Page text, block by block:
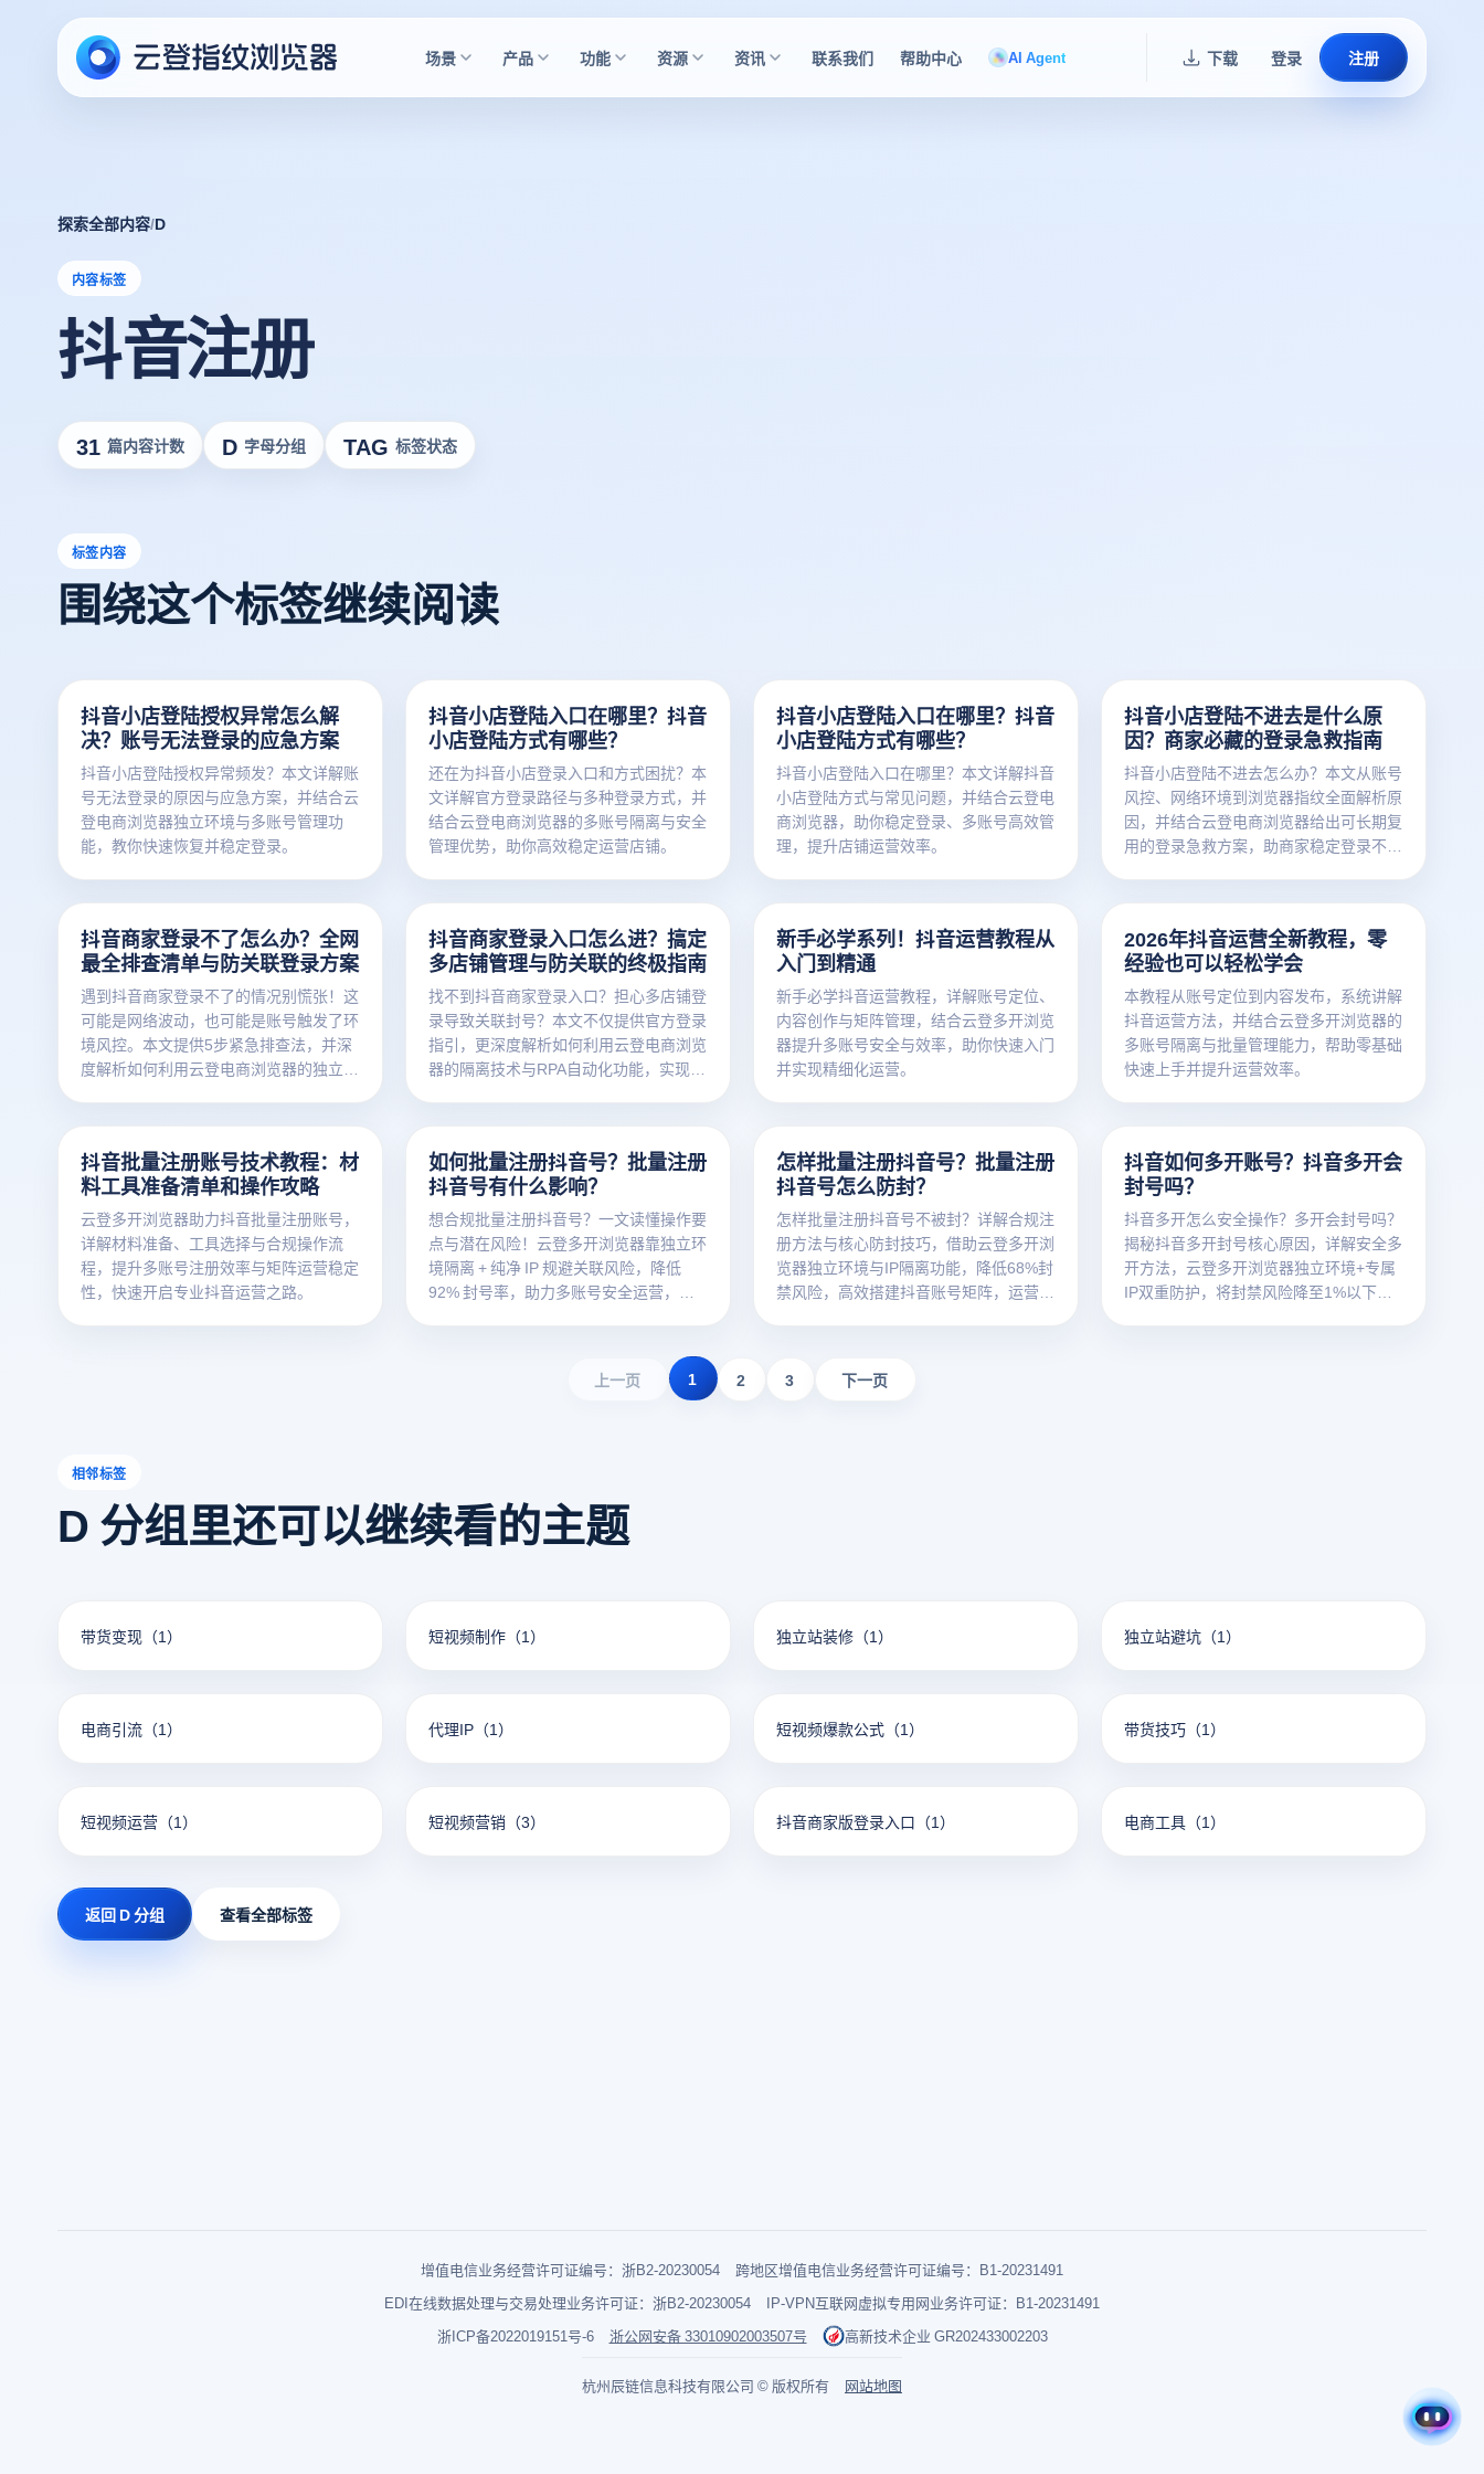
场景 产品 功能 资源 资讯 联系我们 帮助中心 AI Agent 下载 登录 注册
探索全部内容/D
内容标签
抖音注册
31 篇内容计数 D 字母分组 TAG 标签状态
标签内容
围绕这个标签继续阅读
抖音小店登陆授权异常怎么解
决？账号无法登录的应急方案
抖音小店登陆授权异常频发？本文详解账
号无法登录的原因与应急方案，并结合云
登电商浏览器独立环境与多账号管理功
能，教你快速恢复并稳定登录。
抖音小店登陆入口在哪里？抖音
小店登陆方式有哪些？
还在为抖音小店登录入口和方式困扰？本
文详解官方登录路径与多种登录方式，并
结合云登电商浏览器的多账号隔离与安全
管理优势，助你高效稳定运营店铺。
抖音小店登陆入口在哪里？抖音
小店登陆方式有哪些？
抖音小店登陆入口在哪里？本文详解抖音
小店登陆方式与常见问题，并结合云登电
商浏览器，助你稳定登录、多账号高效管
理，提升店铺运营效率。
抖音小店登陆不进去是什么原
因？商家必藏的登录急救指南
抖音小店登陆不进去怎么办？本文从账号
风控、网络环境到浏览器指纹全面解析原
因，并结合云登电商浏览器给出可长期复
用的登录急救方案，助商家稳定登录不掉
抖音商家登录不了怎么办？全网
最全排查清单与防关联登录方案
遇到抖音商家登录不了的情况别慌张！这
可能是网络波动，也可能是账号触发了环
境风控。本文提供5步紧急排查法，并深
度解析如何利用云登电商浏览器的独立环
抖音商家登录入口怎么进？搞定
多店铺管理与防关联的终极指南
找不到抖音商家登录入口？担心多店铺登
录导致关联封号？本文不仅提供官方登录
指引，更深度解析如何利用云登电商浏览
器的隔离技术与RPA自动化功能，实现抖
新手必学系列！抖音运营教程从
入门到精通
新手必学抖音运营教程，详解账号定位、
内容创作与矩阵管理，结合云登多开浏览
器提升多账号安全与效率，助你快速入门
并实现精细化运营。
2026年抖音运营全新教程，零
经验也可以轻松学会
本教程从账号定位到内容发布，系统讲解
抖音运营方法，并结合云登多开浏览器的
多账号隔离与批量管理能力，帮助零基础
快速上手并提升运营效率。
抖音批量注册账号技术教程：材
料工具准备清单和操作攻略
云登多开浏览器助力抖音批量注册账号，
详解材料准备、工具选择与合规操作流
程，提升多账号注册效率与矩阵运营稳定
性，快速开启专业抖音运营之路。
如何批量注册抖音号？批量注册
抖音号有什么影响？
想合规批量注册抖音号？一文读懂操作要
点与潜在风险！云登多开浏览器靠独立环
境隔离 + 纯净 IP 规避关联风险，降低
92% 封号率，助力多账号安全运营，点
怎样批量注册抖音号？批量注册
抖音号怎么防封？
怎样批量注册抖音号不被封？详解合规注
册方法与核心防封技巧，借助云登多开浏
览器独立环境与IP隔离功能，降低68%封
禁风险，高效搭建抖音账号矩阵，运营更
抖音如何多开账号？抖音多开会
封号吗？
抖音多开怎么安全操作？多开会封号吗？
揭秘抖音多开封号核心原因，详解安全多
开方法，云登多开浏览器独立环境+专属
IP双重防护，将封禁风险降至1%以下，
上一页
1 2 3 下一页
相邻标签
D 分组里还可以继续看的主题
带货变现 （1） 短视频制作 （1） 独立站装修 （1） 独立站避坑 （1）
电商引流 （1） 代理IP （1） 短视频爆款公式 （1） 带货技巧 （1）
短视频运营 （1） 短视频营销 （3） 抖音商家版登录入口 （1） 电商工具 （1）
返回 D 分组 查看全部标签
增值电信业务经营许可证编号：浙B2-20230054
跨地区增值电信业务经营许可证编号：B1-20231491
EDI在线数据处理与交易处理业务许可证：浙B2-20230054
IP-VPN互联网虚拟专用网业务许可证：B1-20231491
浙ICP备2022019151号-6
浙公网安备 33010902003507号 高新技术企业 GR202433002203
杭州辰链信息科技有限公司 © 版权所有 网站地图